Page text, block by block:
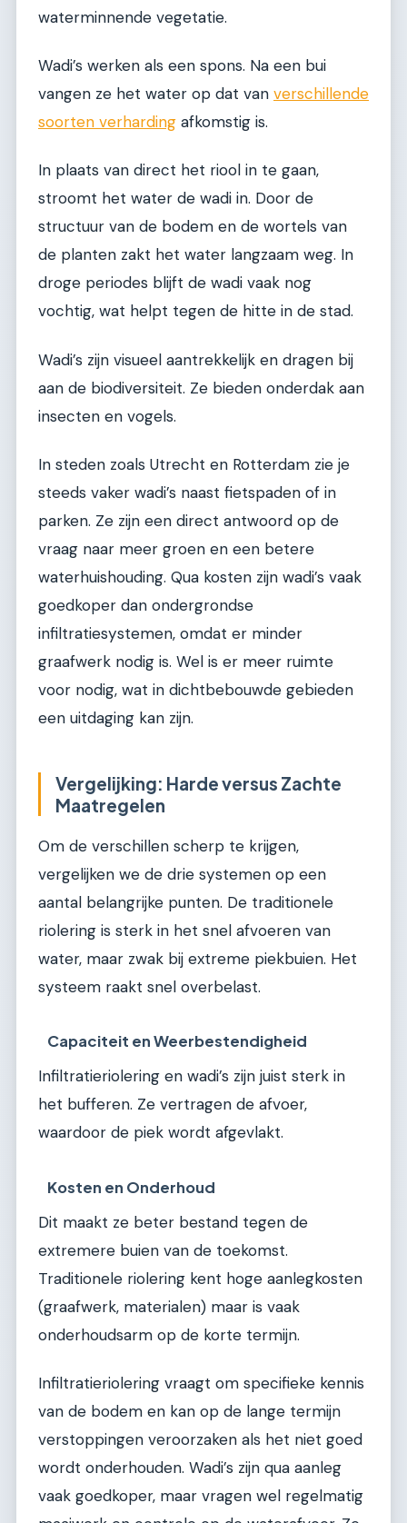
waterminnende vegetatie.
Wadi’s werken als een spons. Na een bui
vangen ze het water op dat van verschillende
soorten verharding afkomstig is.
In plaats van direct het riool in te gaan,
stroomt het water de wadi in. Door de
structuur van de bodem en de wortels van
de planten zakt het water langzaam weg. In
droge periodes blijft de wadi vaak nog
vochtig, wat helpt tegen de hitte in de stad.
Wadi’s zijn visueel aantrekkelijk en dragen bij
aan de biodiversiteit. Ze bieden onderdak aan
insecten en vogels.
In steden zoals Utrecht en Rotterdam zie je
steeds vaker wadi’s naast fietspaden of in
parken. Ze zijn een direct antwoord op de
vraag naar meer groen en een betere
waterhuishouding. Qua kosten zijn wadi’s vaak
goedkoper dan ondergrondse
infiltratiesystemen, omdat er minder
graafwerk nodig is. Wel is er meer ruimte
voor nodig, wat in dichtbebouwde gebieden
een uitdaging kan zijn.
Vergelijking: Harde versus Zachte
Maatregelen
Om de verschillen scherp te krijgen,
vergelijken we de drie systemen op een
aantal belangrijke punten. De traditionele
riolering is sterk in het snel afvoeren van
water, maar zwak bij extreme piekbuien. Het
systeem raakt snel overbelast.
Capaciteit en Weerbestendigheid
Infiltratieriolering en wadi’s zijn juist sterk in
het bufferen. Ze vertragen de afvoer,
waardoor de piek wordt afgevlakt.
Kosten en Onderhoud
Dit maakt ze beter bestand tegen de
extremere buien van de toekomst.
Traditionele riolering kent hoge aanlegkosten
(graafwerk, materialen) maar is vaak
onderhoudsarm op de korte termijn.
Infiltratieriolering vraagt om specifieke kennis
van de bodem en kan op de lange termijn
verstoppingen veroorzaken als het niet goed
wordt onderhouden. Wadi’s zijn qua aanleg
vaak goedkoper, maar vragen wel regelmatig